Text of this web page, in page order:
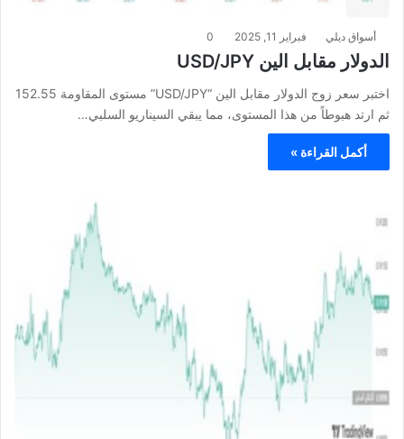
أسواق ديلي فبراير 11, 2025 0
الدولار مقابل الين USD/JPY
اختبر سعر زوج الدولار مقابل الين “USD/JPY” مستوى المقاومة 152.55
ثم ارتد هبوطاً من هذا المستوى، مما يبقي السيناريو السلبي…
أكمل القراءة »